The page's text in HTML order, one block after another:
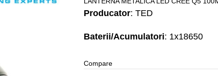
Producator: TED
Baterii/Acumulatori: 1x18650
Compare